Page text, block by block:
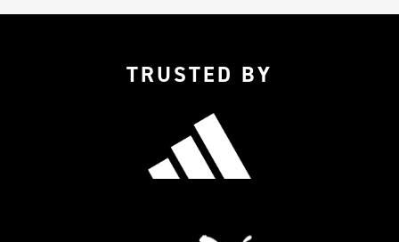
TRUSTED BY